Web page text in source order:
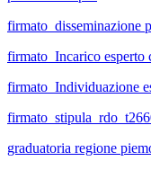
firmato_disseminazione
firmato_Incarico esperto
firmato_Individuazione
graduatoria regione